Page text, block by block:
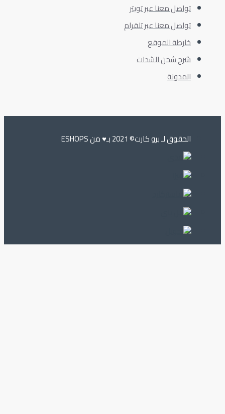
تواصل معنا عبر تويتر
تواصل معنا عبر تلقرام
خارطة الموقع
شرح شحن الشدات
المدونة
الحقوق لـ برو كارت© 2021 بـ♥️ من ESHOPS